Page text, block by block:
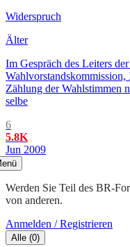
Widerspruch
Älter
Im Gespräch des Leiters
Zählung der Wahlstimmen
selbe
6
5.8K
Jun 2009
Werden Sie Teil des BR-
von anderen.
Anmelden / Registrieren
Alle (0)